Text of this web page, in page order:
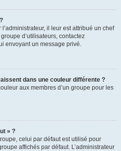
il leur est attribué un chef
d’utilisateurs, contactez
envoyant un message privé.
dans une couleur différente ?
aux membres d’un groupe pour les
» ?
celui par défaut est utilisé pour
affichés par défaut. L’administrateur